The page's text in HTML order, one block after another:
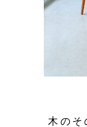
木のそ